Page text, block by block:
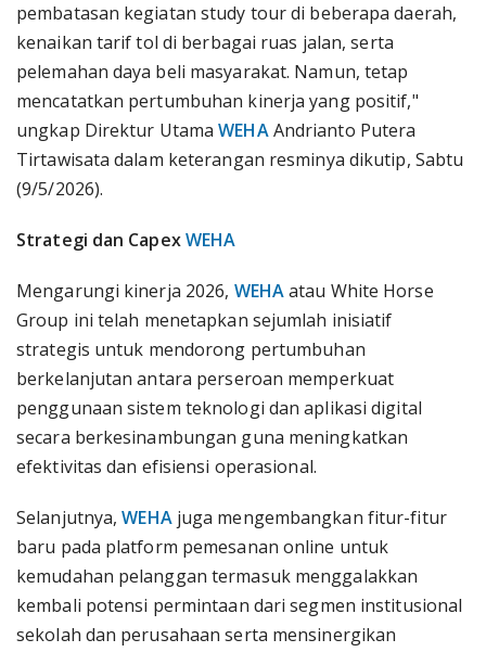
pembatasan kegiatan study tour di beberapa daerah,
kenaikan tarif tol di berbagai ruas jalan, serta
pelemahan daya beli masyarakat. Namun, tetap
mencatatkan pertumbuhan kinerja yang positif,"
ungkap Direktur UtamaWEHAAndrianto Putera
Tirtawisata dalam keterangan resminya dikutip, Sabtu
(9/5/2026).
Strategi dan CapexWEHA
Mengarungi kinerja 2026, WEHAatau White Horse
Group ini telah menetapkan sejumlah inisiatif
strategis untuk mendorong pertumbuhan
berkelanjutan antara perseroan memperkuat
penggunaan sistem teknologi dan aplikasi digital
secara berkesinambungan guna meningkatkan
efektivitas dan efisiensi operasional.
Selanjutnya,WEHAjuga mengembangkan fitur-fitur
baru pada platform pemesanan online untuk
kemudahan pelanggan termasuk menggalakkan
kembali potensi permintaan dari segmen institusional
sekolah dan perusahaan serta mensinergikan